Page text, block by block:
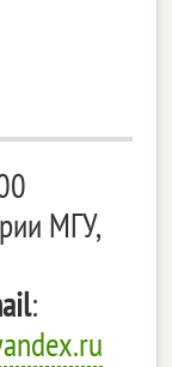
МГУ,
: